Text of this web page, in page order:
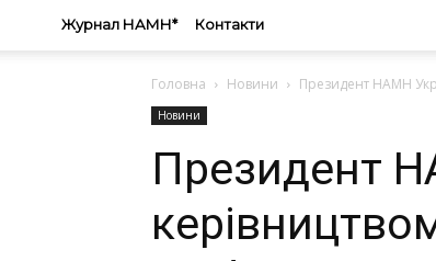
Журнал НАМН* Контакти
Головна Новини Президент НАМН
Новини
Президент